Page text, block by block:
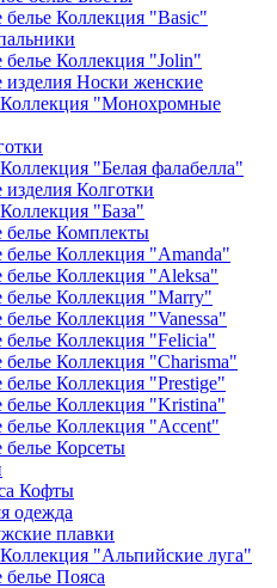
белье Коллекция "Basic"
белье Коллекция "Jolin"
Носки женские
"Монохромные
"Белая фалабелла"
Колготки
"База"
белье Комплекты
белье Коллекция "Amanda"
белье Коллекция "Aleksa"
белье Коллекция "Marry"
белье Коллекция "Vanessa"
белье Коллекция "Felicia"
белье Коллекция "Charisma"
белье Коллекция "Prestige"
белье Коллекция "Kristina"
белье Коллекция "Accent"
белье Корсеты
Кофты
одежда
плавки
"Альпийские луга"
белье Пояса